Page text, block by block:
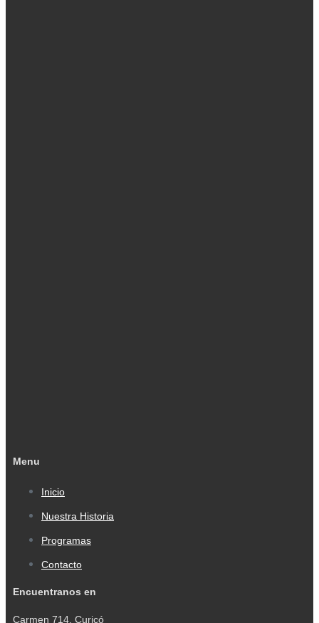
Menu
Inicio
Nuestra Historia
Programas
Contacto
Encuentranos en
Carmen 714, Curicó